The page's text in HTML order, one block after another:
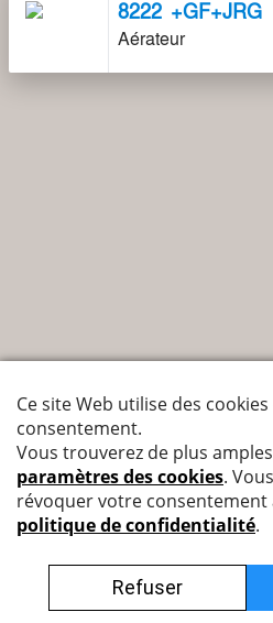
8222 +GF+JRG
Aérateur
Nyffenegger Armaturen AG
Leutschenbachstrasse 38